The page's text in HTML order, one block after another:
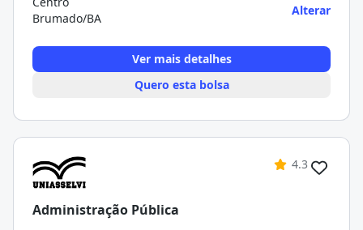
Brumado/BA
Alterar
Ver mais detalhes
Quero esta bolsa
4.3
Administração Pública